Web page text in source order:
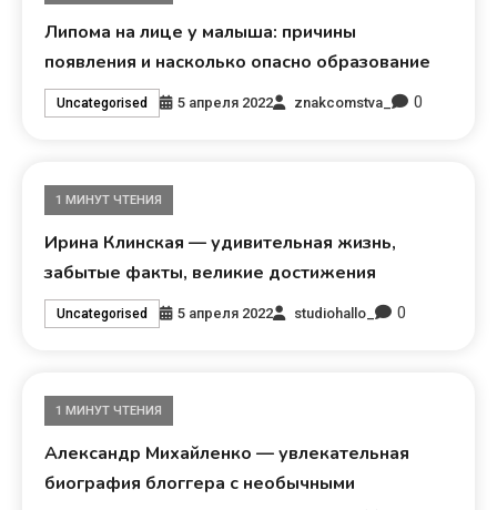
Липома на лице у малыша: причины
появления и насколько опасно образование
Uncategorised 5 апреля 2022 znakcomstva_ 0
1 МИНУТ ЧТЕНИЯ
Ирина Клинская — удивительная жизнь,
забытые факты, великие достижения
Uncategorised 5 апреля 2022 studiohallo_ 0
1 МИНУТ ЧТЕНИЯ
Александр Михайленко — увлекательная
биография блоггера с необычными